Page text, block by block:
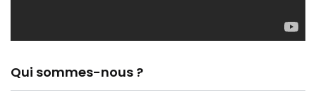
Qui sommes-nous ?